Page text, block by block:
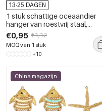
13-25 DAGEN
1 stuk schattige oceaandier
hanger van roestvrij staal,
waterdicht, goudkleurig, ideaal
voor doe-het-zelfprojecten
€0,95 €1,12
MOQ van 1 stuk
+10
China magazijn